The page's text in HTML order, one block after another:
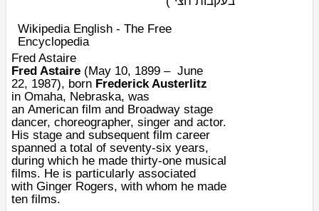
Wikipedia English - The Free
Encyclopedia
Fred Astaire
Fred Astaire (May 10, 1899 – June
22, 1987), born Frederick Austerlitz
in Omaha, Nebraska, was
an American film and Broadway stage
dancer, choreographer, singer and actor.
His stage and subsequent film career
spanned a total of seventy-six years,
during which he made thirty-one musical
films. He is particularly associated
with Ginger Rogers, with whom he made
ten films.